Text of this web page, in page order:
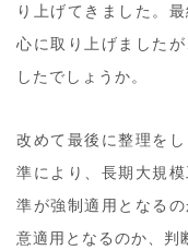
り上げてきました。
心に取り上げました
したでしょうか。
改めて最後に整理を
準により、長期大規
準が強制適用となる
意適用となるのか、判